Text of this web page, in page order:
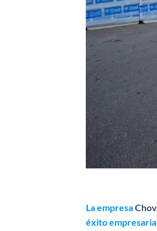
La empresa
éxito